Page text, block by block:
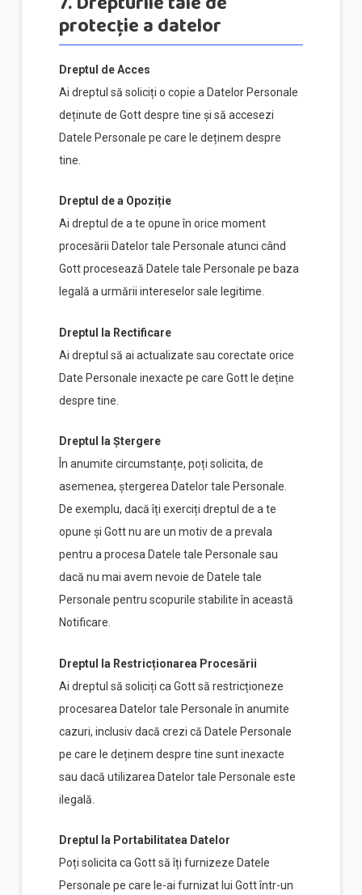
protecție a datelor
Dreptul de Acces
Ai dreptul să soliciți o copie a Datelor Personale
deținute de Gott despre tine și să accesezi
Datele Personale pe care le deținem despre
tine.
Dreptul de a Opoziție
Ai dreptul de a te opune în orice moment
procesării Datelor tale Personale atunci când
Gott procesează Datele tale Personale pe baza
legală a urmării intereselor sale legitime.
Dreptul la Rectificare
Ai dreptul să ai actualizate sau corectate orice
Date Personale inexacte pe care Gott le deține
despre tine.
Dreptul la Ștergere
În anumite circumstanțe, poți solicita, de
asemenea, ștergerea Datelor tale Personale.
De exemplu, dacă îți exerciți dreptul de a te
opune și Gott nu are un motiv de a prevala
pentru a procesa Datele tale Personale sau
dacă nu mai avem nevoie de Datele tale
Personale pentru scopurile stabilite în această
Notificare.
Dreptul la Restricționarea Procesării
Ai dreptul să soliciți ca Gott să restricționeze
procesarea Datelor tale Personale în anumite
cazuri, inclusiv dacă crezi că Datele Personale
pe care le deținem despre tine sunt inexacte
sau dacă utilizarea Datelor tale Personale este
ilegală.
Dreptul la Portabilitatea Datelor
Poți solicita ca Gott să îți furnizeze Datele
Personale pe care le-ai furnizat lui Gott într-un